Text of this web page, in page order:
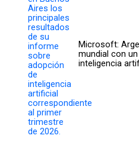
Microsoft:
mundial con
inteligencia